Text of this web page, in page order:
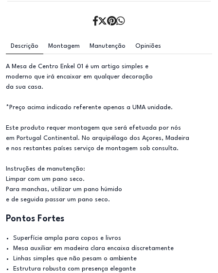
Descrição Montagem Manutenção Opiniões
A Mesa de Centro Enkel 01 é um artigo simples e
moderno que irá encaixar em qualquer decoração
da sua casa.
*Preço acima indicado referente apenas a UMA unidade.
Este produto requer montagem que será efetuada por nós
em Portugal Continental. No arquipélago dos Açores, Madeira
e nos restantes países serviço de montagem sob consulta.
Instruções de manutenção:
Limpar com um pano seco.
Para manchas, utilizar um pano húmido
e de seguida passar um pano seco.
Pontos Fortes
Superfície ampla para copos e livros
Mesa auxiliar em madeira clara encaixa discretamente
Linhas simples que não pesam o ambiente
Estrutura robusta com presença elegante